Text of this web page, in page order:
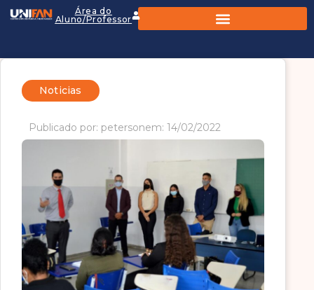
Área do
Aluno/Professor
Noticias
Publicado por: petersonem: 14/02/2022